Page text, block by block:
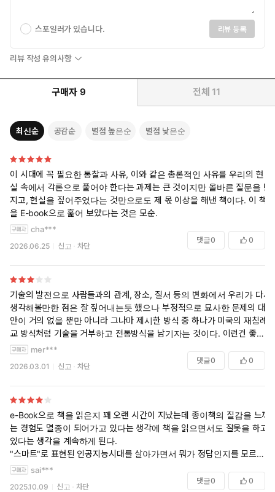
★ 《불안 세대》 조너선 하이트 추천
★ 〈가디언〉, 〈에스콰이어〉 주목 도서
★ 아마존 사회과학 베스트셀러 1위
“멸종 위기에 놓인 ‘인간다운 삶’을 구출하라”
대면 소통에서 길찾기의 감각까지,
경험의 순간을 되찾기 위한 광범위한 지적 성찰이 시작된다
우리의 일상은 인공지능을 비롯한 디지털 기술의 터전이 되어가고
있다. 우리는 챗GPT에게 문서 요약을 맡기고, 비대면 미팅 플랫폼
을 통해 소통하고, 소셜 미디어에 실시간으로 일상을 업로드한다.
현실과 디지털의 경계는 이미 무너졌으며, 이제는 기술로 매개된 경
험이 인간의 직접 경험을 대체해 나가고 있다. 인간이라면 누구나
스포일러가 있습니다. 리뷰 등록
리뷰 작성 유의사항
구매자 9 전체 11
최신순 공감순 별점 높은순 별점 낮은순
이 시대에 꼭 필요한 통찰과 사유, 이와 같은 총론적인 사유를 우리의 현
실 속에서 각론으로 풀어야 한다는 과제는 큰 것이지만 올바른 질문을 던
지고, 현실을 짚어주었다는 것만으로도 제 몫 이상을 해낸 책이다. 이 책
을 E-book으로 훑어 보았다는 것은 모순.
cha***
2026.06.25 신고 차단
댓글0 0
기술의 발전으로 사람들과의 관계, 장소, 질서 등의 변화에서 우리가 다시
생각해볼만한 점은 잘 짚어내는듯 했으나 부정적으로 묘사한 문제의 대
안이 거의 없을 뿐만 아니라 그나마 제시한 방식 중 하나가 미국의 재침례
교 방식처럼 기술을 거부하고 전통방식을 남기자는 것이다. 이런건 좋게
말해도 온고지신이라고 하기 어렵고 나쁘게 이야기하면 꼰대의 한마디라
mer***
2026.03.01 신고 차단
댓글0 0
e-Book으로 책을 읽은지 꽤 오랜 시간이 지났는데 종이책의 질감을 느끼
는 경험도 멸종이 되어가고 있다는 생각에 책을 읽으면서도 잘못을 하고
있다는 생각을 계속하게 된다.
"스마트"로 표현된 인공지능시대를 살아가면서 뭐가 정답인지를 모르는
고민을 한번 더하게 한다.
sai***
2025.10.09 신고 차단
댓글0 0